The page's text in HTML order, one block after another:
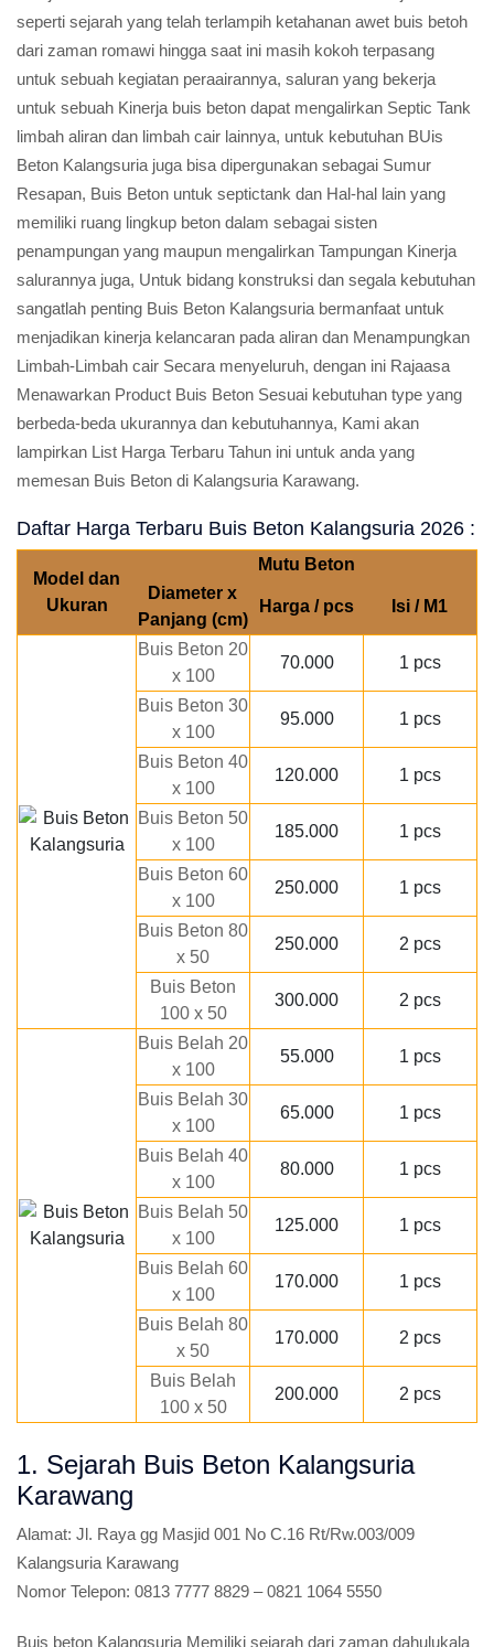
seperti sejarah yang telah terlampih ketahanan awet buis betoh
dari zaman romawi hingga saat ini masih kokoh terpasang
untuk sebuah kegiatan peraairannya, saluran yang bekerja
untuk sebuah Kinerja buis beton dapat mengalirkan Septic Tank
limbah aliran dan limbah cair lainnya, untuk kebutuhan BUis
Beton Kalangsuria juga bisa dipergunakan sebagai Sumur
Resapan, Buis Beton untuk septictank dan Hal-hal lain yang
memiliki ruang lingkup beton dalam sebagai sisten
penampungan yang maupun mengalirkan Tampungan Kinerja
salurannya juga, Untuk bidang konstruksi dan segala kebutuhan
sangatlah penting Buis Beton Kalangsuria bermanfaat untuk
menjadikan kinerja kelancaran pada aliran dan Menampungkan
Limbah-Limbah cair Secara menyeluruh, dengan ini Rajaasa
Menawarkan Product Buis Beton Sesuai kebutuhan type yang
berbeda-beda ukurannya dan kebutuhannya, Kami akan
lampirkan List Harga Terbaru Tahun ini untuk anda yang
memesan Buis Beton di Kalangsuria Karawang.
Daftar Harga Terbaru Buis Beton Kalangsuria 2026 :
Model dan
Ukuran
Mutu Beton
Diameter x
Panjang (cm)
Harga / pcs Isi / M1
Buis Beton 20
x 100
70.000 1 pcs
Buis Beton 30
x 100
95.000 1 pcs
Buis Beton 40
x 100
120.000 1 pcs
Buis Beton 50
x 100
185.000 1 pcs
Buis Beton 60
x 100
250.000 1 pcs
Buis Beton 80
x 50
250.000 2 pcs
Buis Beton
100 x 50
300.000 2 pcs
Buis Belah 20
x 100
55.000 1 pcs
Buis Belah 30
x 100
65.000 1 pcs
Buis Belah 40
x 100
80.000 1 pcs
Buis Belah 50
x 100
125.000 1 pcs
Buis Belah 60
x 100
170.000 1 pcs
Buis Belah 80
x 50
170.000 2 pcs
Buis Belah
100 x 50
200.000 2 pcs
1. Sejarah Buis Beton Kalangsuria
Karawang
Alamat: Jl. Raya gg Masjid 001 No C.16 Rt/Rw.003/009
Kalangsuria Karawang
Nomor Telepon: 0813 7777 8829 – 0821 1064 5550
Buis beton Kalangsuria Memiliki sejarah dari zaman dahulukala